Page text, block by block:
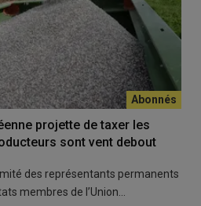
projette de taxer les
sont vent debout
des représentants permanents
membres de l’Union…